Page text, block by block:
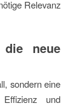
Relevanz
neue
sondern eine
und